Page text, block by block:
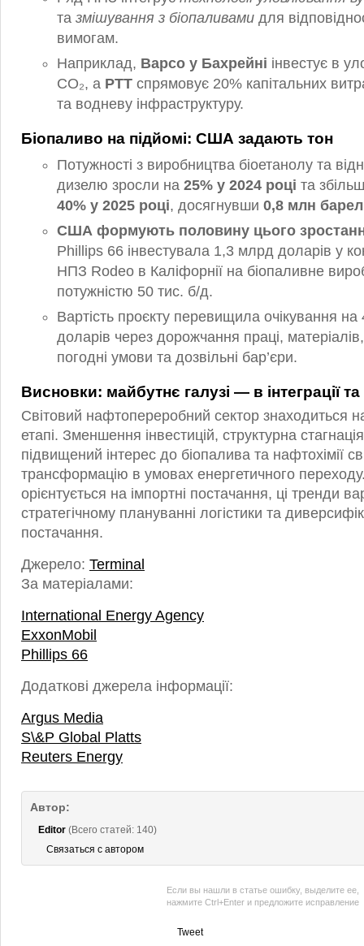
та змішування з біопаливами для
вимогам.
Наприклад, Bapco у Бахрейні інвестує в
CO₂, а PTT спрямовує 20% капітальних
та водневу інфраструктуру.
Біопаливо на підйомі: США задають тон
Потужності з виробництва біоетанолу та
дизелю зросли на 25% у 2024 році та
40% у 2025 році, досягнувши 0,8 млн
США формують половину цього
Phillips 66 інвестувала 1,3 млрд доларів у
НПЗ Rodeo в Каліфорнії на біопаливне
потужністю 50 тис. б/д.
Вартість проєкту перевищила очікування
доларів через дорожчання праці,
погодні умови та дозвільні бар’єри.
Висновки: майбутнє галузі — в інтеграції
Світовий нафтопереробний сектор знаходиться
етапі. Зменшення інвестицій, структурна
підвищений інтерес до біопалива та нафтохімії
трансформацію в умовах енергетичного
орієнтується на імпортні постачання, ці тренди
стратегічному плануванні логістики та
постачання.
Джерело: Terminal
За матеріалами:
International Energy Agency
ExxonMobil
Phillips 66
Додаткові джерела інформації:
Argus Media
S\&P Global Platts
Reuters Energy
Автор:
Editor (Всего статей: 140)
Связаться с автором
Если вы нашли в статье ошибку, выделите ее,
нажмите Ctrl+Enter и предложите исправление
Tweet